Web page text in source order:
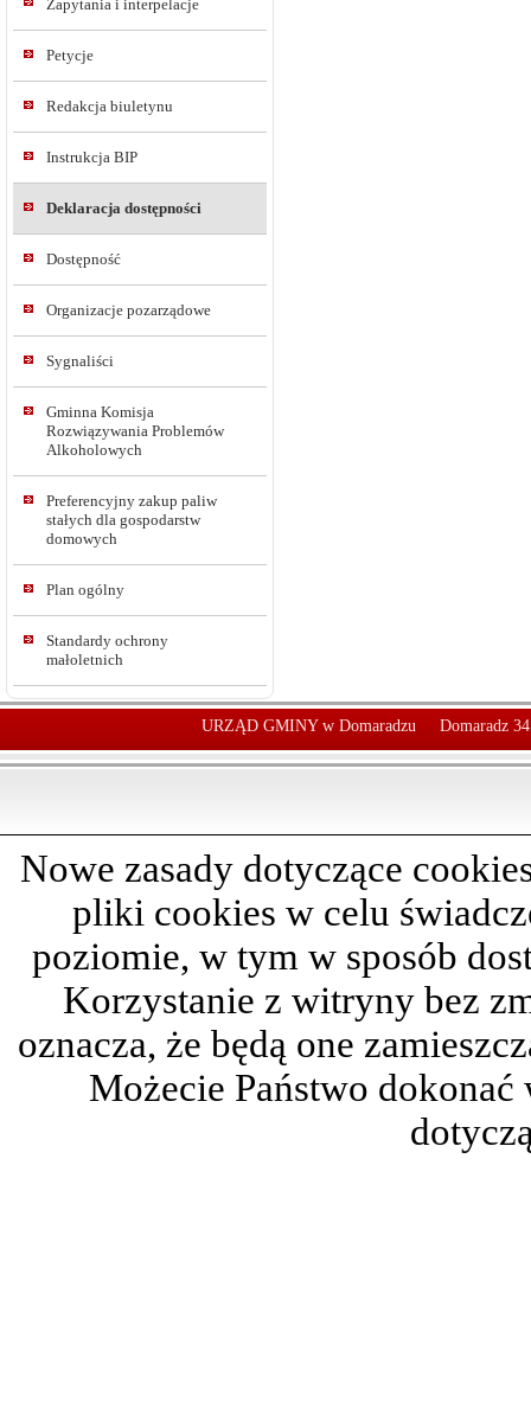
Zapytania i interpelacje
Petycje
Redakcja biuletynu
Instrukcja BIP
Deklaracja dostępności
Dostępność
Organizacje pozarządowe
Sygnaliści
Gminna Komisja
Rozwiązywania Problemów
Alkoholowych
Preferencyjny zakup paliw
stałych dla gospodarstw
domowych
Plan ogólny
Standardy ochrony
małoletnich
URZĄD GMINY w Domaradzu Domaradz
Nowe zasady dotyczące
pliki cookies w celu
poziomie, w tym w sposób
Korzystanie z witryny bez
oznacza, że będą one
Możecie Państwo